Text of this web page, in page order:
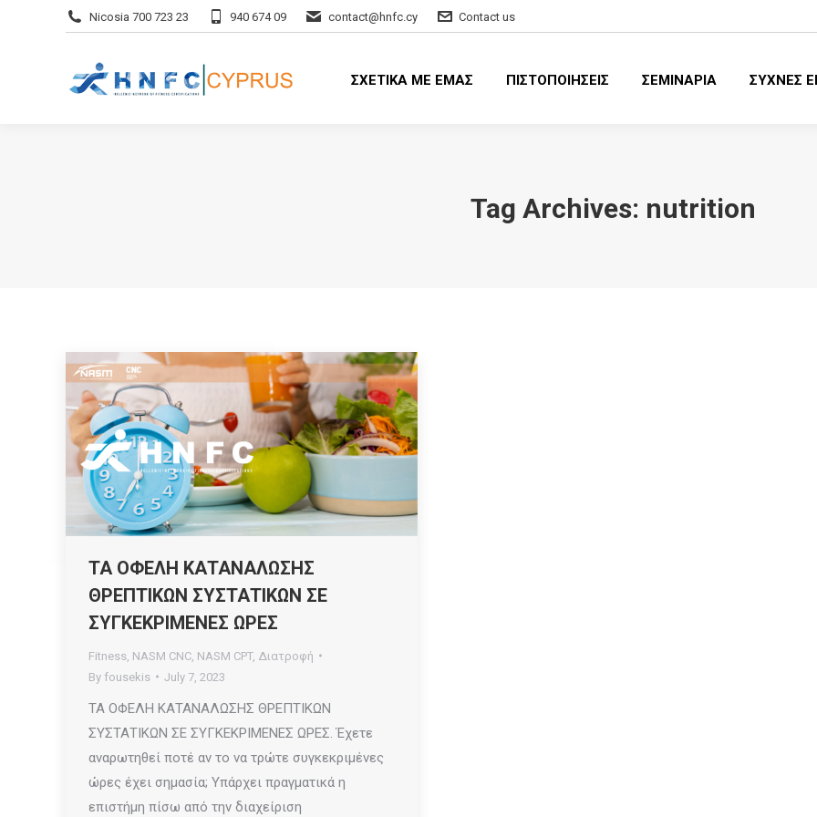
Nicosia 700 723 23 940 674 09 contact@hnfc.cy Contact us
ΣΧΕΤΙΚΑ ΜΕ ΕΜΑΣ ΠΙΣΤΟΠΟΙΗΣΕΙΣ ΣΕΜΙΝΑΡΙΑ ΣΥΧΝΕΣ
Tag Archives: nutrition
ΤΑ ΟΦΕΛΗ ΚΑΤΑΝΑΛΩΣΗΣ
ΘΡΕΠΤΙΚΩΝ ΣΥΣΤΑΤΙΚΩΝ ΣΕ
ΣΥΓΚΕΚΡΙΜΕΝΕΣ ΩΡΕΣ
Fitness NASM CNC NASM CPT, Διατροφή
By fousekis July 7, 2023
ΤΑ ΟΦΕΛΗ ΚΑΤΑΝΑΛΩΣΗΣ ΘΡΕΠΤΙΚΩΝ
ΣΥΣΤΑΤΙΚΩΝ ΣΕ ΣΥΓΚΕΚΡΙΜΕΝΕΣ ΩΡΕΣ. Έχετε
αναρωτηθεί ποτέ αν το να τρώτε συγκεκριμένες
ώρες έχει σημασία; Υπάρχει πραγματικά η
επιστήμη πίσω από την διαχείριση
ΣΧΕΤΙΚΑ ΜΕ ΕΜΑΣ ΠΙΣΤΟΠΟΙΗΣΕΙΣ ΣΕΜΙΝΑΡΙΑ ΣΥΧΝΕΣ